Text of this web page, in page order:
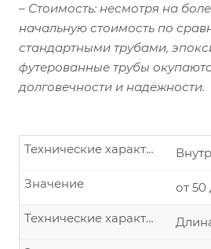
– Стоимость: несмотря на
начальную стоимость по
стандартными трубами,
футерованные трубы
долговечности и надёжности.
Технические характеристики изделия
от
Значение
Технические характеристики изделия